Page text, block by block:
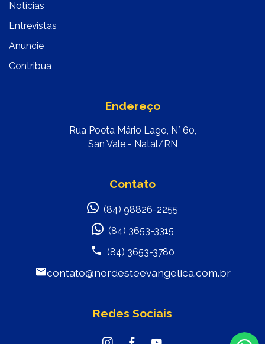
Notícias
Entrevistas
Anuncie
Contribua
Endereço
Rua Poeta Mário Lago, N° 60,
San Vale - Natal/RN
Contato
(84) 98826-2255
(84) 3653-3315
(84) 3653-3780
contato@nordesteevangelica.com.br
Redes Sociais